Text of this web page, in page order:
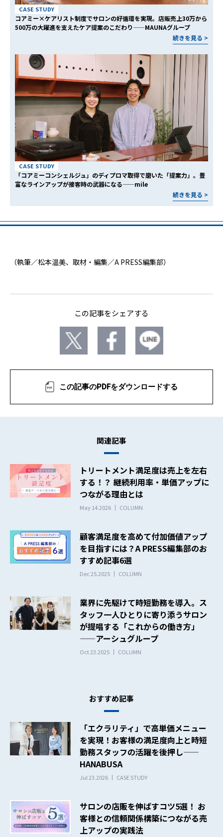
CASE STUDY
コアミー×ケアリスト制度でサロンの好循環を実現。店販売上30万から
500万の大躍進を支えたケア提案のこだわり——MAUNAグループ
続きを見る >
CASE STUDY
「コアミーコンシェルジュ」のディプロマ取得で磨いた「提案力」。豊
富なラインアップが接客時の武器になる——mile
続きを見る >
（執筆／松本温美、取材・編集／A PRESS編集部）
この記事をシェアする
この記事のPDFをダウンロードする
関連記事
トリートメント満足度は売上を左右
する！？ 継続利用率・単価アップに
つながる理由とは
May 14.2026 COLUMN
顧客満足度を高めて付加価値アップ
を目指すには？A PRESS編集部のお
すすめ記事6選
Dec 25.2025 COLUMN
業界に先駆けて時短勤務を導入。ス
タッフ一人ひとりに寄り添うサロン
が提唱する「これからの働き方」
——アーシュグループ
Oct 23.2025 COLUMN
おすすめ記事
「エクラリティ」で高単価メニュー
を実現！お客様の満足度向上と時短
勤務スタッフの活躍を後押し——
HANABUSA
Jul 23.2026 CASE STUDY
サロンの店販を伸ばすコツ5選！ お
客様との信頼関係構築につながる売
上アップの実践法